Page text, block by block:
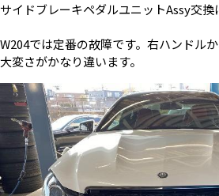
サイドブレーキペダルユニットAssy交換
W204では定番の故障です。右ハンドル
大変さがかなり違います。